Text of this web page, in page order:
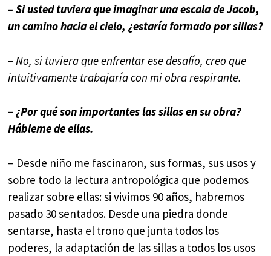
– Si usted tuviera que imaginar una escala de Jacob,
un camino hacia el cielo, ¿estaría formado por sillas?
– No, si tuviera que enfrentar ese desafío, creo que
intuitivamente trabajaría con mi obra respirante.
– ¿Por qué son importantes las sillas en su obra?
Hábleme de ellas.
– Desde niño me fascinaron, sus formas, sus usos y
sobre todo la lectura antropológica que podemos
realizar sobre ellas: si vivimos 90 años, habremos
pasado 30 sentados. Desde una piedra donde
sentarse, hasta el trono que junta todos los
poderes, la adaptación de las sillas a todos los usos